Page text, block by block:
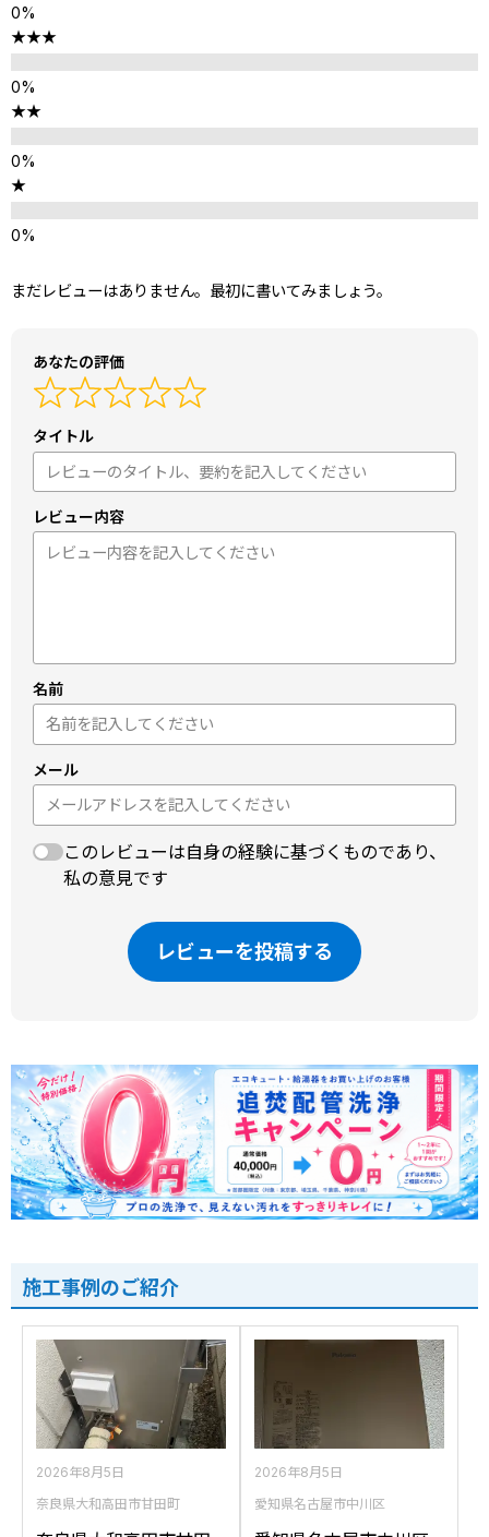
★★★
★★
★
まだレビューはありません。最初に書いてみましょう。
あなたの評価
タイトル
レビュー内容
名前
メール
このレビューは自身の経験に基づくものであり、
私の意見です
レビューを投稿する
施工事例のご紹介
2026年8月5日
奈良県大和高田市甘田町
2026年8月5日
愛知県名古屋市中川区